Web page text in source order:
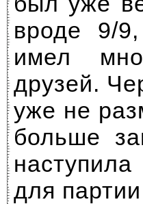
вроде 9/
имел
друзей.
уже не
больше
для